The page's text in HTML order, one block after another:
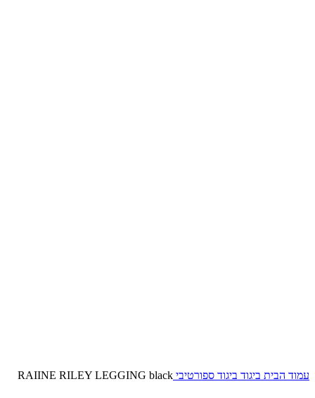
עמוד הבית ביגוד ביגוד ספורטיבי RAIINE RILEY LEGGING black